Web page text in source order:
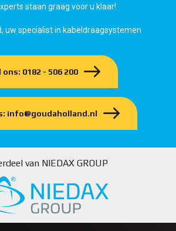
staan graag voor u klaar!
uw specialist in kabeldraagsystemen
ons: 0182 - 506 200
info@goudaholland.nl
van NIEDAX GROUP